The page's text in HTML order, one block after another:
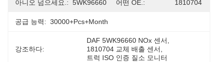
아니오 넘으세요.: 5WK96660 어떤 OE.: 1810704
공급 능력: 30000+Pcs+Month
강조하다:
DAF 5WK96660 NOx 센서
1810704 교체 배출 센서
트럭 ISO 인증 질소 모니터